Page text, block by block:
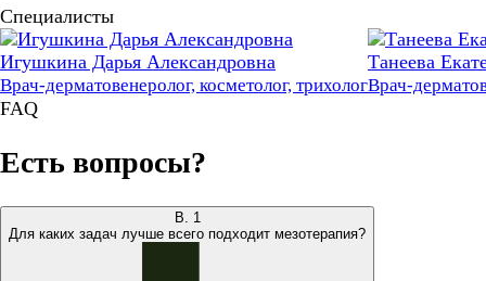
Специалисты
Игушкина Дарья Александровна
Врач-дерматовенеролог, косметолог, трихолог
Танеева
Врач-
FAQ
Есть вопросы?
В. 1
Для каких задач лучше всего подходит мезотерапия?